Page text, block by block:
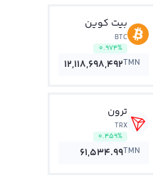
بیت کوین
BTC
0.974%
12,118,698,492TMN
ترون
TRX
0.459%
61,534.99TMN